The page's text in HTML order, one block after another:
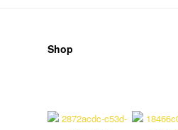
Shop